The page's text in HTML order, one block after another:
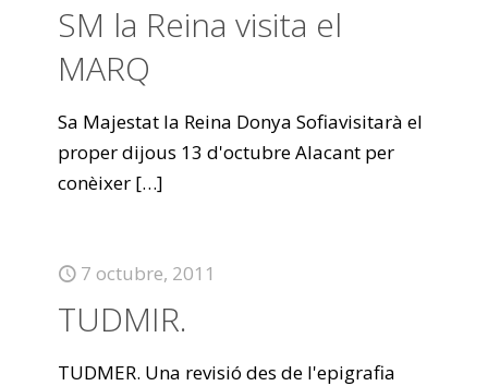
SM la Reina visita el
MARQ
Sa Majestat la Reina Donya Sofiavisitarà el
proper dijous 13 d'octubre Alacant per
conèixer […]
7 octubre, 2011
TUDMIR.
TUDMER. Una revisió des de l'epigrafia